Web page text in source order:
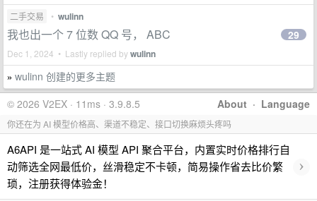
二手交易 • wulinn
我也出一个 7 位数 QQ 号， ABC
Dec 1, 2024 • Lastly replied bywulinn
29
» wulinn 创建的更多主题
About · Language
© 2026 V2EX · 11ms · 3.9.8.5
你还在为 AI 模型价格高、渠道不稳定、接口切换麻烦头疼吗
A6API 是一站式 AI 模型 API 聚合平台，内置实时价格排行自
动筛选全网最低价，丝滑稳定不卡顿，简易操作省去比价繁
琐，注册获得体验金！
›